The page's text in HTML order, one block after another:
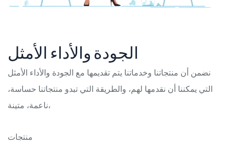
الجودة والأداء الأمثل
نضمن أن منتجاتنا وخدماتنا يتم تقديمها مع الجودة والأداء الأمثل
التي يمكننا أن نقدمها لهم، والطريقة التي تبدو منتجاتنا حساسة،
ناعمة، متينة،
منتجات